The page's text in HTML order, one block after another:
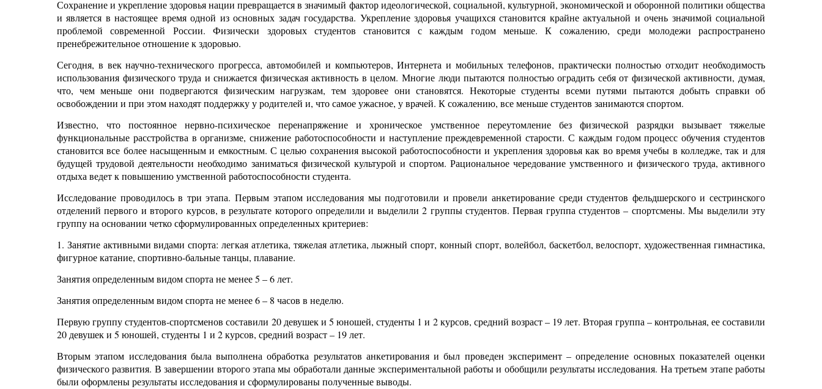
Сохранение и укрепление здоровья нации превращается в значимый фактор идеологической, социальной, культурной, экономической и оборонной политики общества
и является в настоящее время одной из основных задач государства. Укрепление здоровья учащихся становится крайне актуальной и очень значимой социальной
проблемой современной России. Физически здоровых студентов становится с каждым годом меньше. К сожалению, среди молодежи распространено
пренебрежительное отношение к здоровью.
Сегодня, в век научно-технического прогресса, автомобилей и компьютеров, Интернета и мобильных телефонов, практически полностью отходит необходимость
использования физического труда и снижается физическая активность в целом. Многие люди пытаются полностью оградить себя от физической активности, думая,
что, чем меньше они подвергаются физическим нагрузкам, тем здоровее они становятся. Некоторые студенты всеми путями пытаются добыть справки об
освобождении и при этом находят поддержку у родителей и, что самое ужасное, у врачей. К сожалению, все меньше студентов занимаются спортом.
Известно, что постоянное нервно-психическое перенапряжение и хроническое умственное переутомление без физической разрядки вызывает тяжелые
функциональные расстройства в организме, снижение работоспособности и наступление преждевременной старости. С каждым годом процесс обучения студентов
становится все более насыщенным и емкостным. С целью сохранения высокой работоспособности и укрепления здоровья как во время учебы в колледже, так и для
будущей трудовой деятельности необходимо заниматься физической культурой и спортом. Рациональное чередование умственного и физического труда, активного
отдыха ведет к повышению умственной работоспособности студента.
Исследование проводилось в три этапа. Первым этапом исследования мы подготовили и провели анкетирование среди студентов фельдшерского и сестринского
отделений первого и второго курсов, в результате которого определили и выделили 2 группы студентов. Первая группа студентов – спортсмены. Мы выделили эту
группу на основании четко сформулированных определенных критериев:
1. Занятие активными видами спорта: легкая атлетика, тяжелая атлетика, лыжный спорт, конный спорт, волейбол, баскетбол, велоспорт, художественная гимнастика,
фигурное катание, спортивно-бальные танцы, плавание.
Занятия определенным видом спорта не менее 5 – 6 лет.
Занятия определенным видом спорта не менее 6 – 8 часов в неделю.
Первую группу студентов-спортсменов составили 20 девушек и 5 юношей, студенты 1 и 2 курсов, средний возраст – 19 лет. Вторая группа – контрольная, ее составили
20 девушек и 5 юношей, студенты 1 и 2 курсов, средний возраст – 19 лет.
Вторым этапом исследования была выполнена обработка результатов анкетирования и был проведен эксперимент – определение основных показателей оценки
физического развития. В завершении второго этапа мы обработали данные экспериментальной работы и обобщили результаты исследования. На третьем этапе работы
были оформлены результаты исследования и сформулированы полученные выводы.